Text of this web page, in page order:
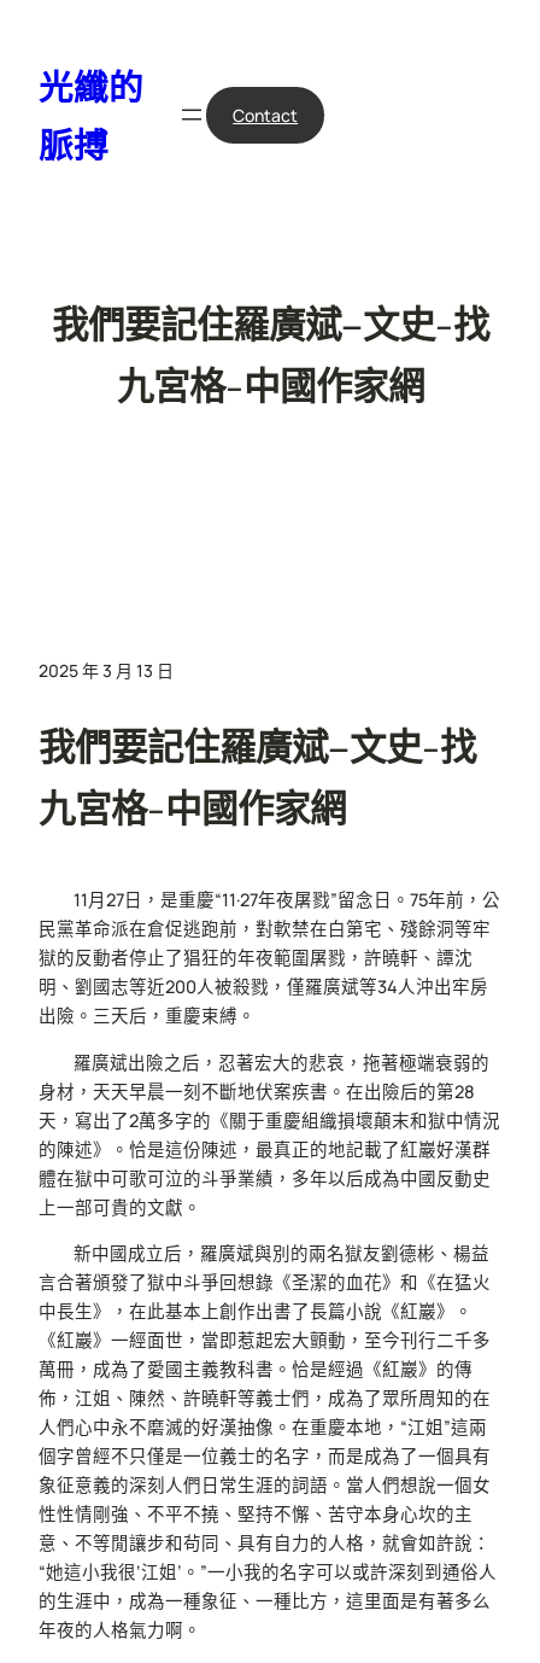
光纖的
脈搏
Contact
我們要記住羅廣斌–文史-找
九宮格-中國作家網
2025 年 3 月 13 日
我們要記住羅廣斌–文史-找
九宮格-中國作家網
11月27日，是重慶“11·27年夜屠戮”留念日。75年前，公
民黨革命派在倉促逃跑前，對軟禁在白第宅、殘餘洞等牢
獄的反動者停止了猖狂的年夜範圍屠戮，許曉軒、譚沈
明、劉國志等近200人被殺戮，僅羅廣斌等34人沖出牢房
出險。三天后，重慶束縛。
羅廣斌出險之后，忍著宏大的悲哀，拖著極端衰弱的
身材，天天早晨一刻不斷地伏案疾書。在出險后的第28
天，寫出了2萬多字的《關于重慶組織損壞顛末和獄中情況
的陳述》。恰是這份陳述，最真正的地記載了紅巖好漢群
體在獄中可歌可泣的斗爭業績，多年以后成為中國反動史
上一部可貴的文獻。
新中國成立后，羅廣斌與別的兩名獄友劉德彬、楊益
言合著頒發了獄中斗爭回想錄《圣潔的血花》和《在猛火
中長生》，在此基本上創作出書了長篇小說《紅巖》。
《紅巖》一經面世，當即惹起宏大顫動，至今刊行二千多
萬冊，成為了愛國主義教科書。恰是經過《紅巖》的傳
佈，江姐、陳然、許曉軒等義士們，成為了眾所周知的在
人們心中永不磨滅的好漢抽像。在重慶本地，“江姐”這兩
個字曾經不只僅是一位義士的名字，而是成為了一個具有
象征意義的深刻人們日常生涯的詞語。當人們想說一個女
性性情剛強、不平不撓、堅持不懈、苦守本身心坎的主
意、不等閒讓步和茍同、具有自力的人格，就會如許說：
“她這小我很‘江姐’。”一小我的名字可以或許深刻到通俗人
的生涯中，成為一種象征、一種比方，這里面是有著多么
年夜的人格氣力啊。